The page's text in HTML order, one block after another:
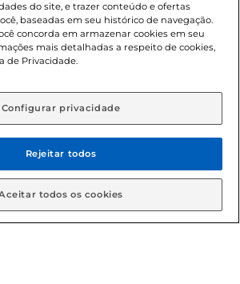
prévia notificação. Proibida a venda
para menores de 18 anos, conforme
81, inciso II (Estatuto da Criança e do
e condições exclusivos para o
mínimo para as compras on-line é de
Copyright. Todos os direitos
reservados Gbarbosa.
do site, e trazer conteúdo e ofertas
baseadas em seu histórico de navegação.
concorda em armazenar cookies em seu
mais detalhadas a respeito de cookies,
de Privacidade.
Configurar privacidade
Rejeitar todos
todos os cookies